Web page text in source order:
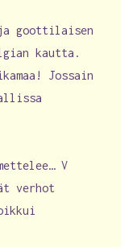
goottilaisen
kautta.
Jossain
V
verhot